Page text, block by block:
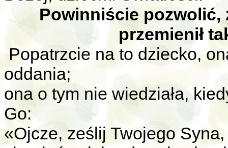
Powinniście pozwolić,
przemienił
Popatrzcie na to dziecko,
oddania;
ona o tym nie wiedziała,
Go:
«Ojcze, ześlij Twojego